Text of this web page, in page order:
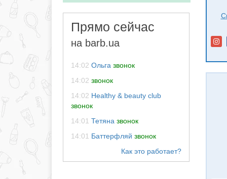
Прямо сейчас
на barb.ua
14:02 Ольга звонок
14:02 звонок
14:02 Healthy & beauty club
звонок
14:01 Тетяна звонок
14:01 Баттерфляй звонок